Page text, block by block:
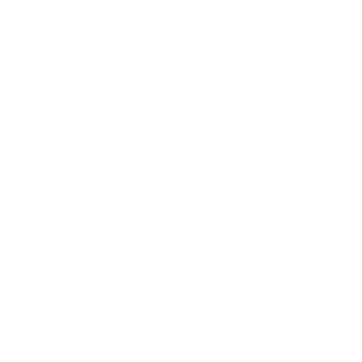
Kryt je snadno vyměnitelný , což